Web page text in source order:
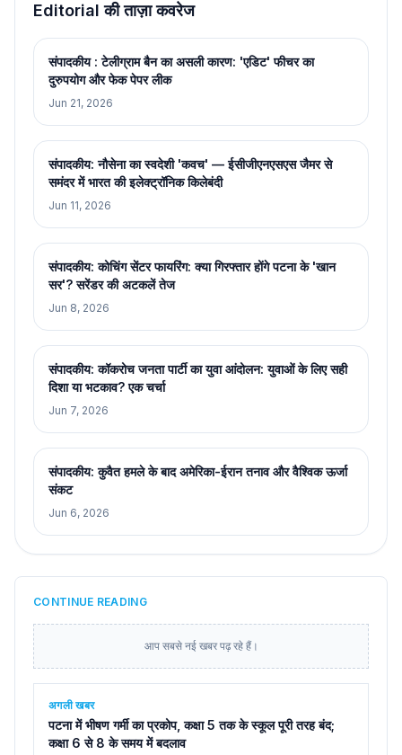
Editorial की ताज़ा कवरेज
संपादकीय : टेलीग्राम बैन का असली कारण: 'एडिट' फीचर का
दुरुपयोग और फेक पेपर लीक
Jun 21, 2026
संपादकीय: नौसेना का स्वदेशी 'कवच' — ईसीजीएनएसएस जैमर से
समंदर में भारत की इलेक्ट्रॉनिक किलेबंदी
Jun 11, 2026
संपादकीय: कोचिंग सेंटर फायरिंग: क्या गिरफ्तार होंगे पटना के 'खान
सर'? सरेंडर की अटकलें तेज
Jun 8, 2026
संपादकीय: कॉकरोच जनता पार्टी का युवा आंदोलन: युवाओं के लिए सही
दिशा या भटकाव? एक चर्चा
Jun 7, 2026
संपादकीय: कुवैत हमले के बाद अमेरिका-ईरान तनाव और वैश्विक ऊर्जा
संकट
Jun 6, 2026
CONTINUE READING
आप सबसे नई खबर पढ़ रहे हैं।
अगली खबर
पटना में भीषण गर्मी का प्रकोप, कक्षा 5 तक के स्कूल पूरी तरह बंद;
कक्षा 6 से 8 के समय में बदलाव